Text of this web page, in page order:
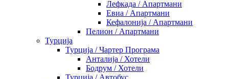
Лефкада / Апартмани
Евиа / Апартмани
Кефалонија / Апартмани
Пелион / Апартмани
Турција
Турција / Чартер Програма
Анталија / Хотели
Бодрум / Хотели